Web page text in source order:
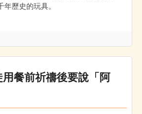
年歷史的玩具。
餐前祈禱後要說「阿